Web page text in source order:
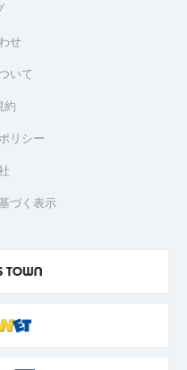
せ
いて
約
リシー
づく表示